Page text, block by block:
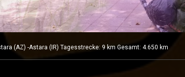
(AZ) -Astara (IR) Tagesstrecke: 9 km Gesamt: 4.650 km